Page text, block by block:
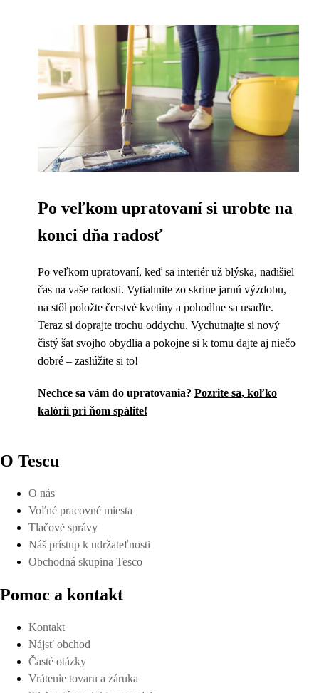
Po veľkom upratovaní si urobte na
konci dňa radosť
Po veľkom upratovaní, keď sa interiér už blýska, nadišiel
čas na vaše radosti. Vytiahnite zo skrine jarnú výzdobu,
na stôl položte čerstvé kvetiny a pohodlne sa usaďte.
Teraz si doprajte trochu oddychu. Vychutnajte si nový
čistý šat svojho obydlia a pokojne si k tomu dajte aj niečo
dobré – zaslúžite si to!
Nechce sa vám do upratovania? Pozrite sa, koľko
kalórií pri ňom spálite!
O Tescu
O nás
Voľné pracovné miesta
Tlačové správy
Náš prístup k udržateľnosti
Obchodná skupina Tesco
Pomoc a kontakt
Kontakt
Nájsť obchod
Časté otázky
Vrátenie tovaru a záruka